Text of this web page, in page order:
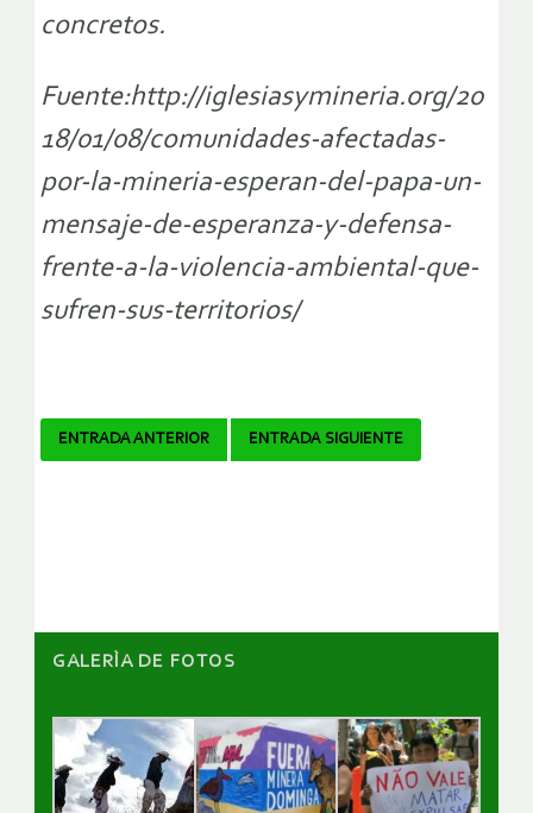
concretos.
Fuente:http://iglesiasymineria.org/20
18/01/08/comunidades-afectadas-
por-la-mineria-esperan-del-papa-un-
mensaje-de-esperanza-y-defensa-
frente-a-la-violencia-ambiental-que-
sufren-sus-territorios/
Navegador
ENTRADA ANTERIOR ENTRADA SIGUIENTE
GALERÌA DE FOTOS